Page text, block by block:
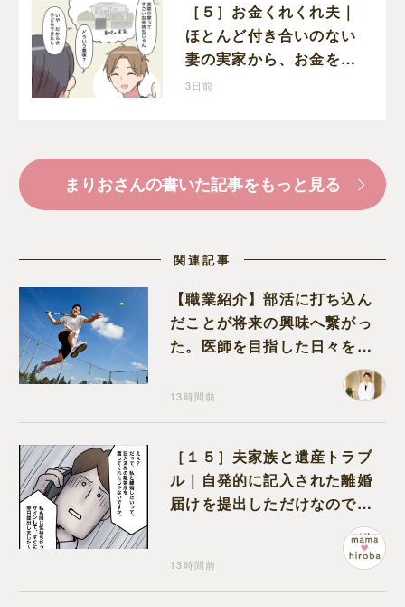
［５］お金くれくれ夫｜
ほとんど付き合いのない
妻の実家から、お金を借
りようとする夫が怪しす
3日前
まりおさんの書いた記事をもっと見る
関連記事
【職業紹介】部活に打ち込ん
だことが将来の興味へ繋がっ
た。医師を目指した日々を振
13時間前
［１５］夫家族と遺産トラブ
ル｜自発的に記入された離婚
届けを提出しただけなので、
13時間前